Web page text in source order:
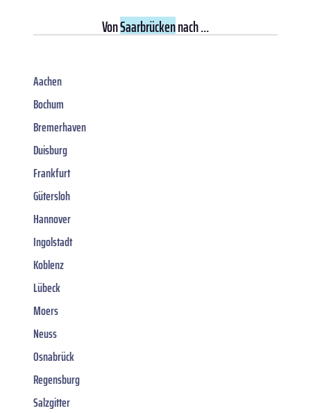
VonSaarbrückennach ...
Aachen
Bochum
Bremerhaven
Duisburg
Frankfurt
Gütersloh
Hannover
Ingolstadt
Koblenz
Lübeck
Moers
Neuss
Osnabrück
Regensburg
Salzgitter